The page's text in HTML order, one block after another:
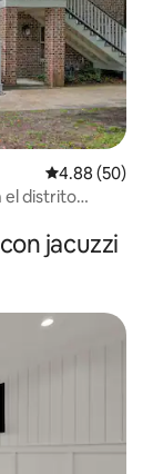
Calificación
4.88 (50)
el distrito
jacuzzi